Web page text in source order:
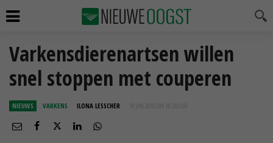
Varkensdierenartsen willen
snel stoppen met couperen
NIEUWS VARKENS ILONA LESSCHER 18 JAN 2018 OM 18:28